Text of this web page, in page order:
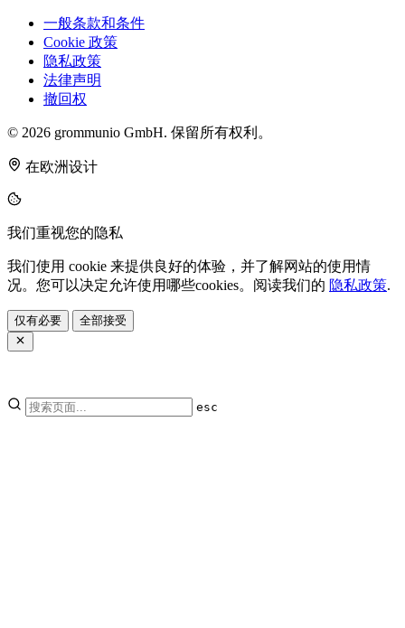
一般条款和条件
Cookie 政策
隐私政策
法律声明
撤回权
© 2026 grommunio GmbH. 保留所有权利。
在欧洲设计
我们重视您的隐私
我们使用 cookie 来提供良好的体验，并了解网站的使用情
况。您可以决定允许使用哪些cookies。阅读我们的 隐私政策.
仅有必要 全部接受
esc